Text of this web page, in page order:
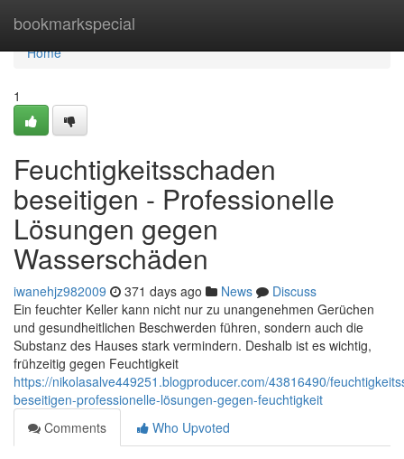
bookmarkspecial
Home
Home
1
Feuchtigkeitsschaden
beseitigen - Professionelle
Lösungen gegen
Wasserschäden
iwanehjz982009 371 days ago News
Discuss
Ein feuchter Keller kann nicht nur zu unangenehmen Gerüchen
und gesundheitlichen Beschwerden führen, sondern auch die
Substanz des Hauses stark vermindern. Deshalb ist es wichtig,
frühzeitig gegen Feuchtigkeit
https://nikolasalve449251.blogproducer.com/43816490/
beseitigen-professionelle-lösungen-gegen-feuchtigkeit
Comments
Who Upvoted